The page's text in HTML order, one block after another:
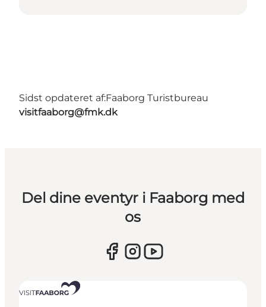
Sidst opdateret af:Faaborg Turistbureau
visitfaaborg@fmk.dk
Del dine eventyr i Faaborg med
os